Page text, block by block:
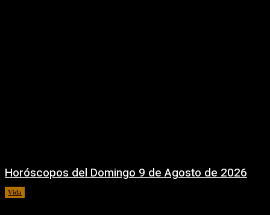
Horóscopos del Domingo 9 de Agosto de 2026
Vida